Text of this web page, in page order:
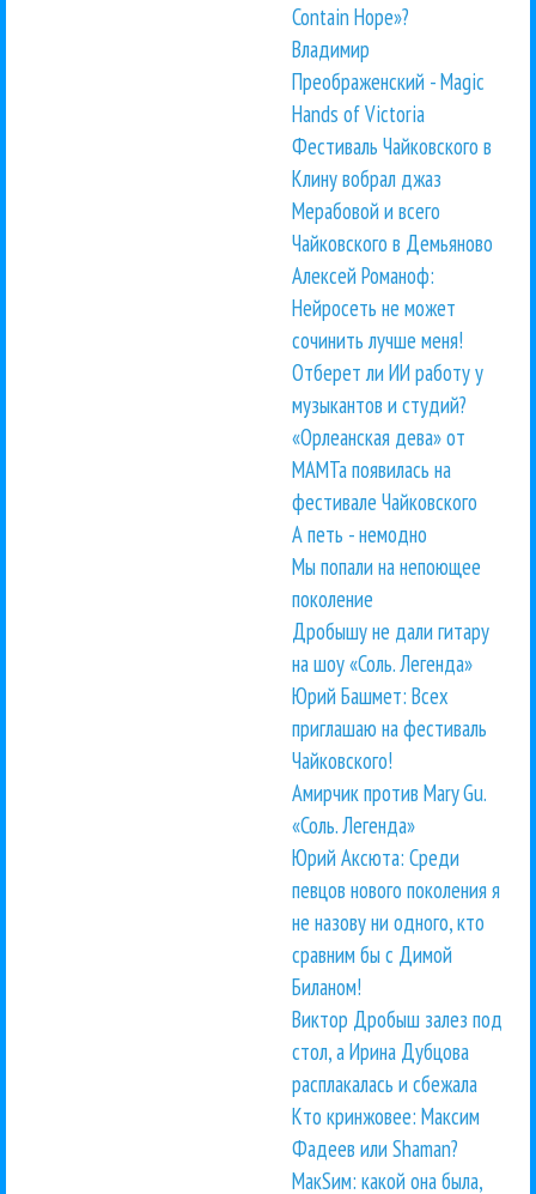
Contain Hope»?
Владимир
Преображенский - Magic
Hands of Victoria
Фестиваль Чайковского в
Клину вобрал джаз
Мерабовой и всего
Чайковского в Демьяново
Алексей Романоф:
Нейросеть не может
сочинить лучше меня!
Отберет ли ИИ работу у
музыкантов и студий?
«Орлеанская дева» от
МАМТа появилась на
фестивале Чайковского
А петь - немодно
Мы попали на непоющее
поколение
Дробышу не дали гитару
на шоу «Соль. Легенда»
Юрий Башмет: Всех
приглашаю на фестиваль
Чайковского!
Амирчик против Mary Gu.
«Соль. Легенда»
Юрий Аксюта: Среди
певцов нового поколения я
не назову ни одного, кто
сравним бы с Димой
Биланом!
Виктор Дробыш залез под
стол, а Ирина Дубцова
расплакалась и сбежала
Кто кринжовее: Максим
Фадеев или Shaman?
МакSим: какой она была,